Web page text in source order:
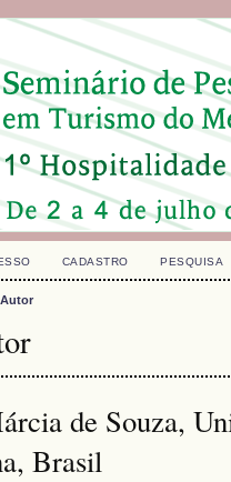
CADASTRO PESQUISA
de Souza,
Brasil